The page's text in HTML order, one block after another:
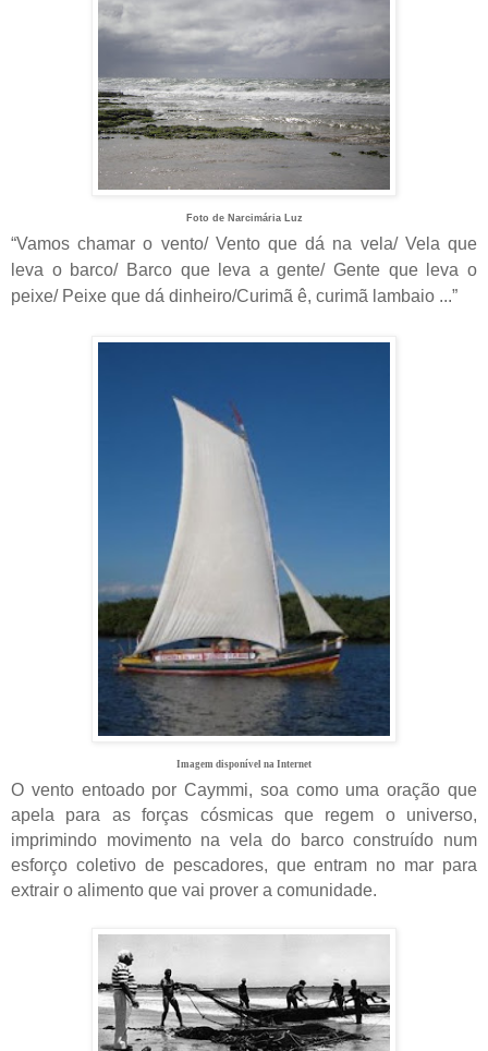
Foto de Narcimária Luz
“Vamos chamar o vento/ Vento que dá na vela/ Vela que
leva o barco/ Barco que leva a gente/ Gente que leva o
peixe/ Peixe que dá dinheiro/Curimã ê, curimã lambaio ...”
Imagem disponível na Internet
O vento entoado por Caymmi, soa como uma oração que
apela para as forças cósmicas que regem o universo,
imprimindo movimento na vela do barco construído num
esforço coletivo de pescadores, que entram no mar para
extrair o alimento que vai prover a comunidade.